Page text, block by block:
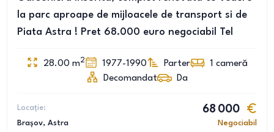
la parc aproape de mijloacele de transport si de
Piata Astra ! Pret 68.000 euro negociabil Tel
28.00 m2 1977-1990 Parter 1 cameră
Decomandat
Da
Locație:
Brașov, Astra
68 000
Negociabil